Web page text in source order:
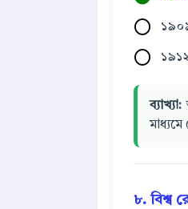
ব্যাখ্যা:
৮. বিশ্ব